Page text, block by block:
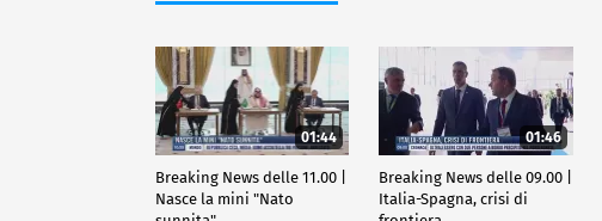
01:44
Breaking News delle 11.00 |
Nasce la mini "Nato
01:46
Breaking News delle 09.00 |
Italia-Spagna, crisi di